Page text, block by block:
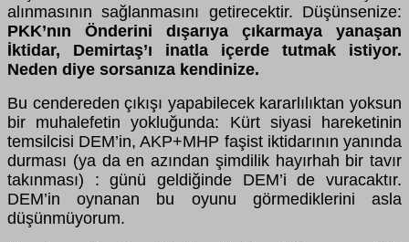
alınmasının sağlanmasını getirecektir. Düşünsenize:
PKK’nın Önderini dışarıya çıkarmaya yanaşan
İktidar, Demirtaş’ı inatla içerde tutmak istiyor.
Neden diye sorsanıza kendinize.
Bu cendereden çıkışı yapabilecek kararlılıktan yoksun
bir muhalefetin yokluğunda: Kürt siyasi hareketinin
temsilcisi DEM’in, AKP+MHP faşist iktidarının yanında
durması (ya da en azından şimdilik hayırhah bir tavır
takınması) : günü geldiğinde DEM’i de vuracaktır.
DEM’in oynanan bu oyunu görmediklerini asla
düşünmüyorum.